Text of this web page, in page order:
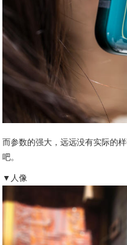
而参数的强大，远远没有实际的
吧。
▼人像